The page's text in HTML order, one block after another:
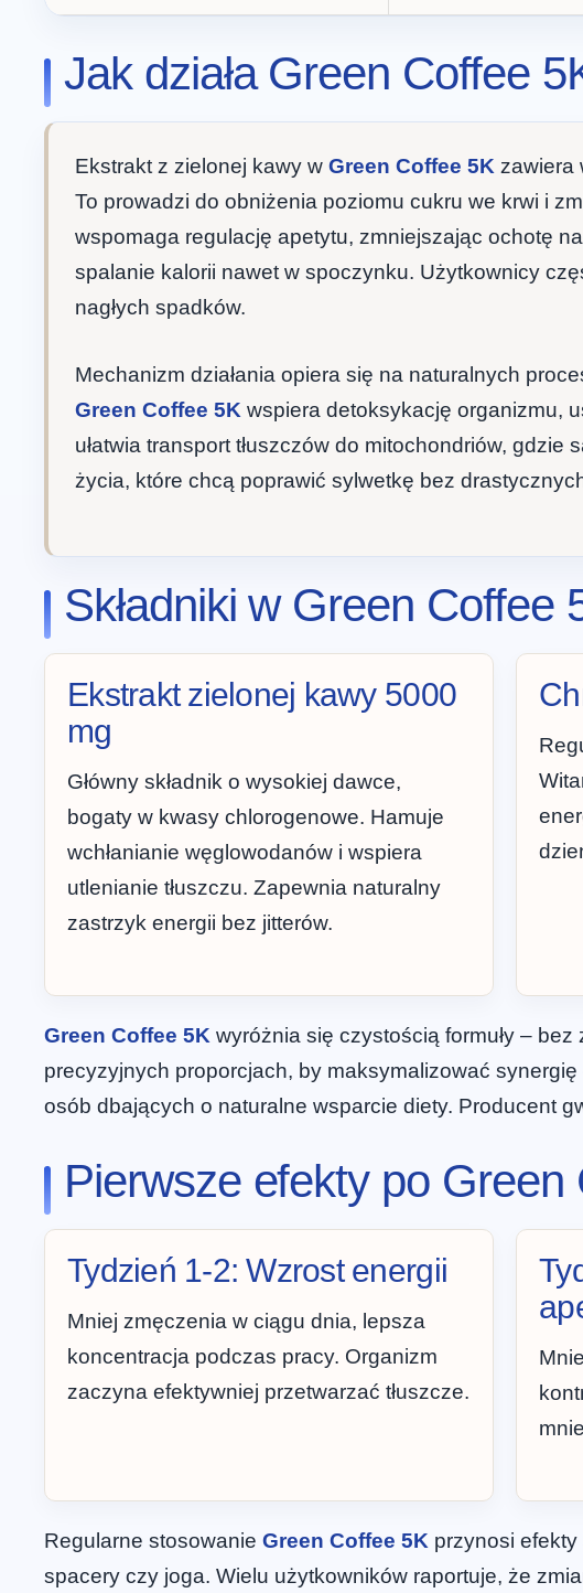
Jak działa Green Coffee
Ekstrakt z zielonej kawy w Green Coffee 5K zawiera
To prowadzi do obniżenia poziomu cukru we krwi i
wspomaga regulację apetytu, zmniejszając ochotę
spalanie kalorii nawet w spoczynku. Użytkownicy
nagłych spadków.
Mechanizm działania opiera się na naturalnych
Green Coffee 5K wspiera detoksykację organizmu,
ułatwia transport tłuszczów do mitochondriów,
życia, które chcą poprawić sylwetkę bez
Składniki w Green Coffee
Ekstrakt zielonej kawy 5000
mg
Główny składnik o wysokiej dawce,
bogaty w kwasy chlorogenowe. Hamuje
wchłanianie węglowodanów i wspiera
utlenianie tłuszczu. Zapewnia naturalny
zastrzyk energii bez jitterów.
Green Coffee 5K wyróżnia się czystością formuły –
precyzyjnych proporcjach, by maksymalizować
osób dbających o naturalne wsparcie diety. Producent
Pierwsze efekty po
Tydzień 1-2: Wzrost energii
Mniej zmęczenia w ciągu dnia, lepsza
koncentracja podczas pracy. Organizm
zaczyna efektywniej przetwarzać tłuszcze.
Regularne stosowanie Green Coffee 5K przynosi
spacery czy joga. Wielu użytkowników raportuje, że